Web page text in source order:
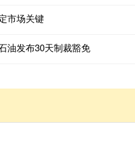
市场关键
油发布30天制裁豁免